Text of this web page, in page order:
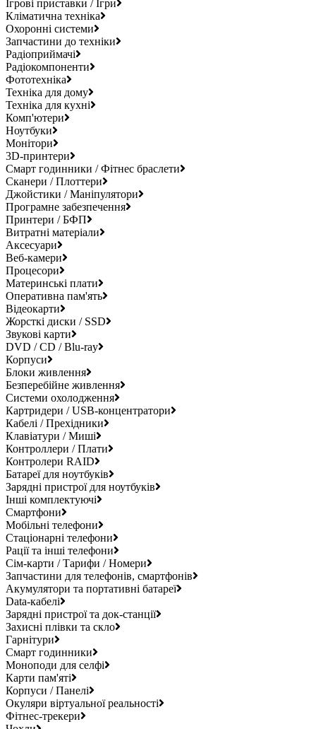
Ігрові приставки / Ігри
Кліматична техніка
Охоронні системи
Запчастини до техніки
Радіоприймачі
Радіокомпоненти
Фототехніка
Техніка для дому
Техніка для кухні
Комп'ютери
Ноутбуки
Монітори
3D-принтери
Смарт годинники / Фітнес браслети
Сканери / Плоттери
Джойстики / Маніпулятори
Програмне забезпечення
Принтери / БФП
Витратні матеріали
Аксесуари
Веб-камери
Процесори
Материнські плати
Оперативна пам'ять
Відеокарти
Жорсткі диски / SSD
Звукові карти
DVD / CD / Blu-ray
Корпуси
Блоки живлення
Безперебійне живлення
Системи охолодження
Картридери / USB-концентратори
Кабелі / Прехідники
Клавіатури / Миші
Контроллери / Плати
Контролери RAID
Батареї для ноутбуків
Зарядні пристрої для ноутбуків
Інші комплектуючі
Смартфони
Мобільні телефони
Стаціонарні телефони
Рації та інші телефони
Сім-карти / Тарифи / Номери
Запчастини для телефонів, смартфонів
Акумулятори та портативні батареї
Data-кабелі
Зарядні пристрої та док-станції
Захисні плівки та скло
Гарнітури
Смарт годинники
Моноподи для селфі
Карти пам'яті
Корпуси / Панелі
Окуляри віртуальної реальності
Фітнес-трекери